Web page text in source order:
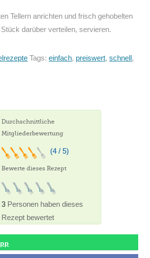
Tellern anrichten und frisch gehobelten
darüber verteilen, servieren.
Tags:einfach, preiswert,schnell,
Durchschnittliche
Mitgliederbewertung
(4 / 5)
Bewerte dieses Rezept
3 Personen haben dieses
Rezept bewertet